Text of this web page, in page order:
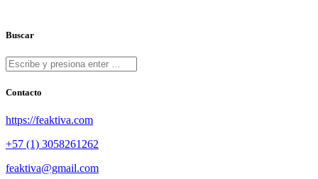
Buscar
Contacto
https://feaktiva.com
+57 (1) 3058261262
feaktiva@gmail.com